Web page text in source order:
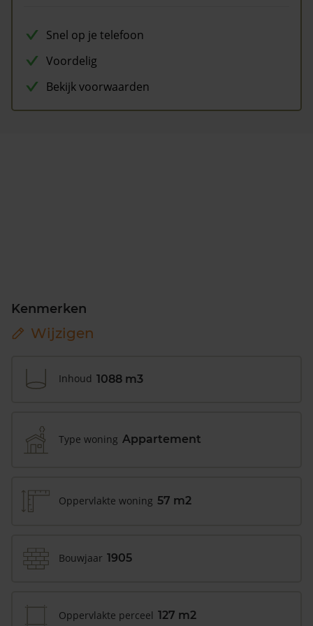
Snel op je telefoon
Voordelig
Bekijk voorwaarden
Kenmerken
Wijzigen
Inhoud 1088 m3
Type woning Appartement
Oppervlakte woning 57 m2
Bouwjaar 1905
Oppervlakte perceel 127 m2